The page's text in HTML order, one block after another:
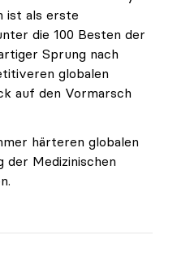
ist als erste
die 100 Besten der
Sprung nach
globalen
auf den Vormarsch
härteren globalen
Medizinischen
Universitäten geben